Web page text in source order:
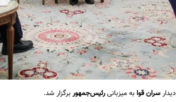
سران قوا به میزبانیرئیس‌جمهوربرگزار شد.